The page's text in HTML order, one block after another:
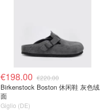
€198.00 €220.00
Birkenstock Boston 休闲鞋 灰色绒
面
Giglio (DE)